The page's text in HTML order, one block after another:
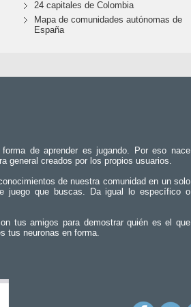
24 capitales de Colombia
Mapa de comunidades autónomas de
España
de aprender es jugando. Por eso nace
general creados por los propios usuarios.
de nuestra comunidad en un solo
juego que buscas. Da igual lo específico o
tus amigos para demostrar quién es el que
tus neuronas en forma.